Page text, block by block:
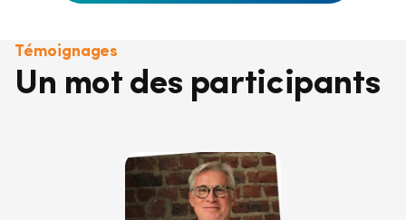
Témoignages
Un mot des participants